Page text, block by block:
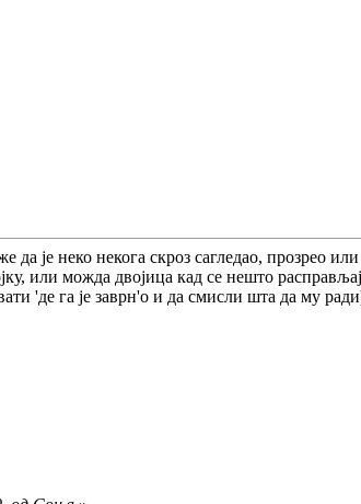
да је неко некога скроз сагледао, прозрео
или можда двојица кад се нешто
'де га је заврн'о и да смисли шта да му